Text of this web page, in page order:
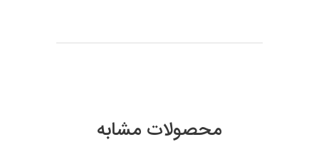
محصولات مشابه